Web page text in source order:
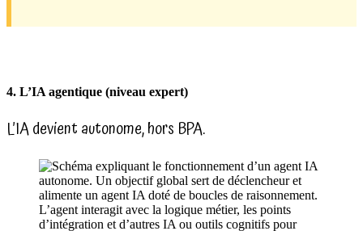
4. L’IA agentique (niveau expert)
L’IA devient autonome, hors BPA.